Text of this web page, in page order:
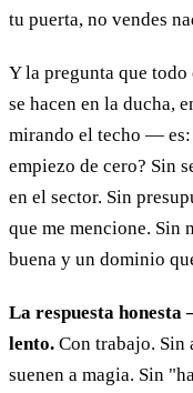
tu puerta, no vendes
Y la pregunta que
se hacen en la ducha,
mirando el techo —
empiezo de cero? Sin
en el sector. Sin
que me mencione. Sin
buena y un dominio
La respuesta honesta
lento. Con trabajo. Sin
suenen a magia. Sin